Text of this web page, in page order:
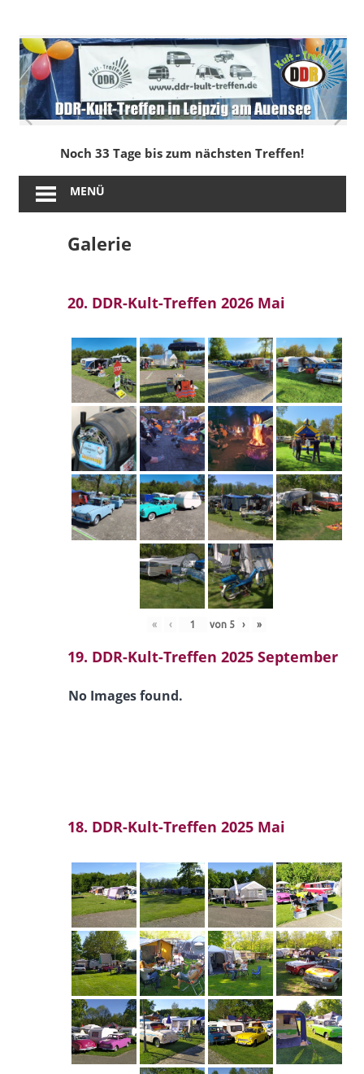
springen
DDR-
Kult-
Treffen
in
Leipzig
am
Noch 33 Tage bis zum nächsten Treffen!
MENÜ
Galerie
20. DDR-Kult-Treffen 2026 Mai
« ‹ von 5 › »
19. DDR-Kult-Treffen 2025 September
No Images found.
18. DDR-Kult-Treffen 2025 Mai